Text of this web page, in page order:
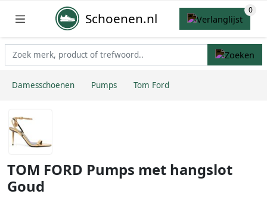
Schoenen.nl
Damesschoenen Pumps Tom Ford
TOM FORD Pumps met hangslot
Goud